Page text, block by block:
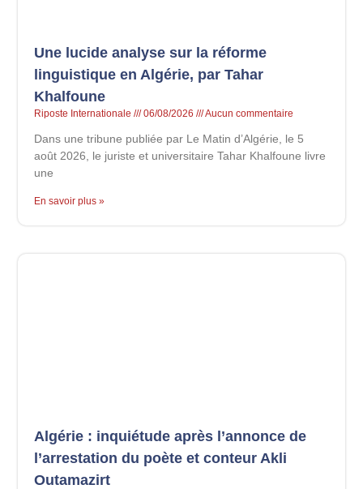
Une lucide analyse sur la réforme
linguistique en Algérie, par Tahar
Khalfoune
Riposte Internationale 06/08/2026 Aucun commentaire
Dans une tribune publiée par Le Matin d’Algérie, le 5
août 2026, le juriste et universitaire Tahar Khalfoune livre
une
En savoir plus »
Algérie : inquiétude après l’annonce de
l’arrestation du poète et conteur Akli
Outamazirt